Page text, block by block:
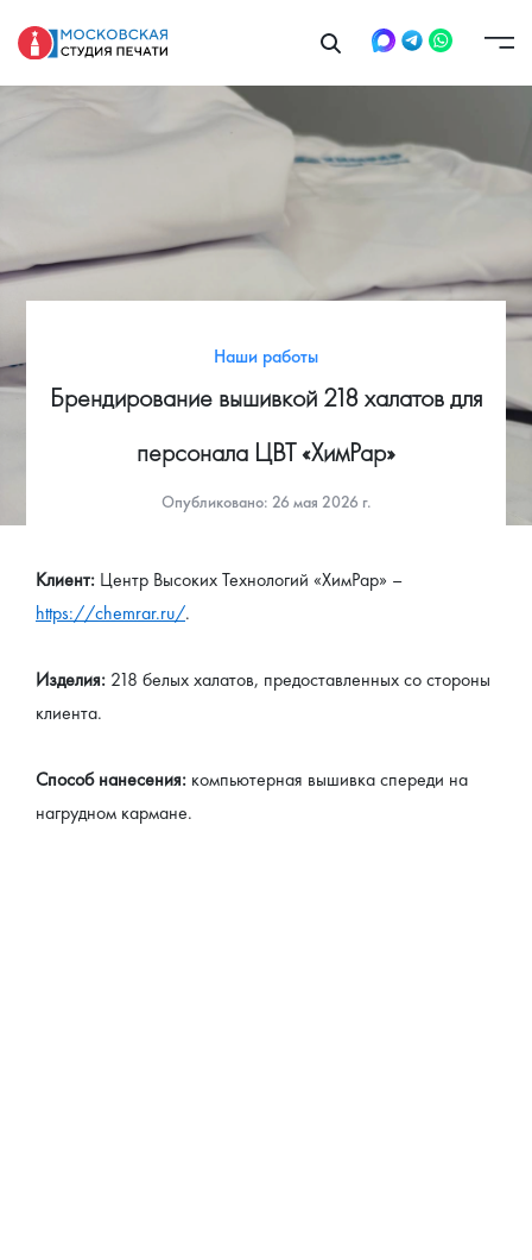
Наши работы
Брендирование вышивкой 218 халатов для
персонала ЦВТ «ХимРар»
Опубликовано: 26 мая 2026 г.
Клиент:
https://chemrar.ru/.
Изделия: 218 белых халатов, предоставленных со стороны
клиента.
Способ нанесения: компьютерная вышивка спереди на
нагрудном кармане.